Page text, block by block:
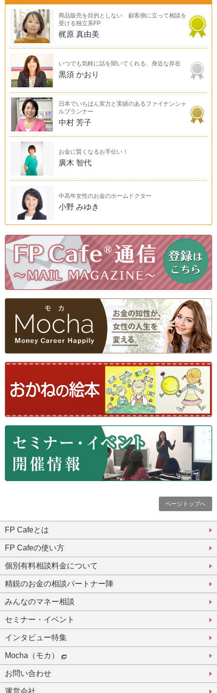
商品販売を目的としない 顧客側に立って相談を
受ける独立系FP
梶原 真由美
いつでも気軽に話を聞いてくれる、身近な存在
黒須 かおり
日本でいちばん実力と実績のあるファイナンシャ
ルプランナー
中村 芳子
お金に賢くなるお手伝い！
廣木 智代
中高年女性のお金のホームドクター
小野 みゆき
ページトップへ
FP Cafeとは
FP Cafeの使い方
個別有料相談料金について
精鋭のお金の相談パートナー陣
みんなのマネー相談
セミナー・イベント
インタビュー特集
Mocha（モカ）
お問い合わせ
運営会社